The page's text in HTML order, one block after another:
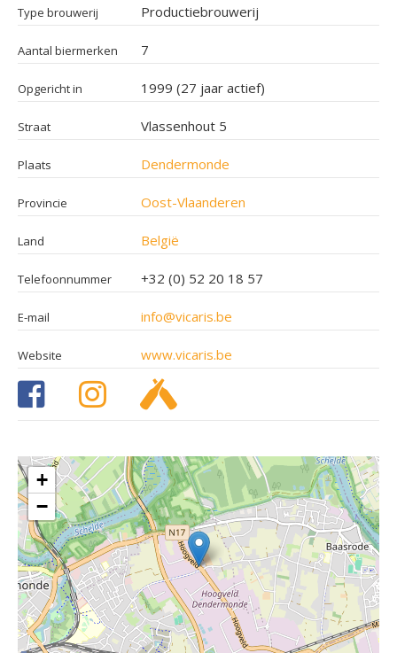
Type brouwerij Productiebrouwerij
Aantal biermerken 7
Opgericht in 1999 (27 jaar actief)
Straat Vlassenhout 5
Plaats Dendermonde
Provincie Oost-Vlaanderen
Land België
Telefoonnummer +32 (0) 52 20 18 57
E-mail info@vicaris.be
Website www.vicaris.be
+
−